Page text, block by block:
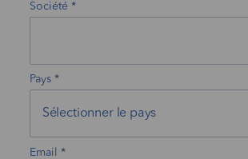
Société
Pays
Email